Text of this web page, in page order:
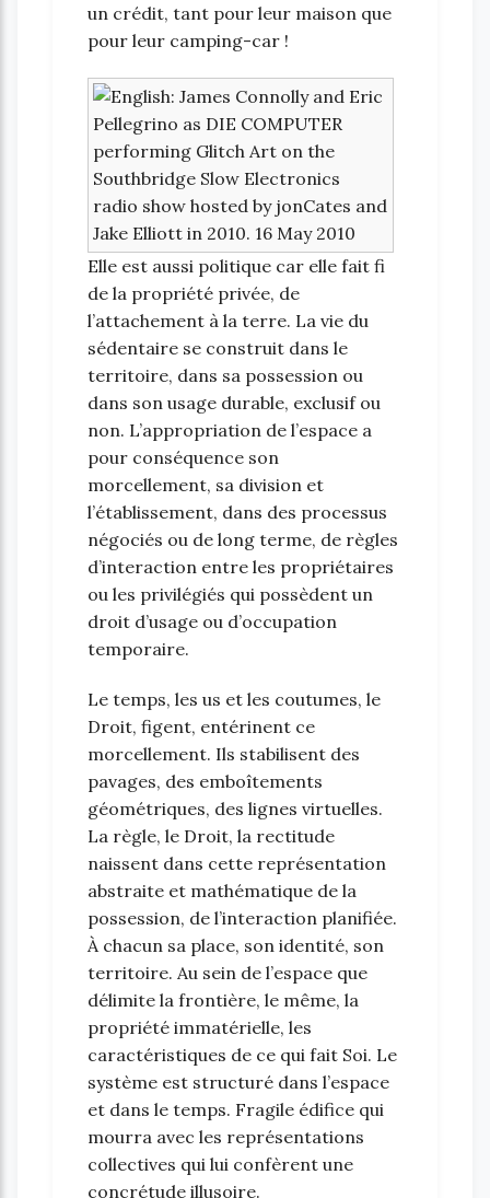
un crédit, tant pour leur maison que
pour leur camping-car !
Elle est aussi politique car elle fait fi
de la propriété privée, de
l’attachement à la terre. La vie du
sédentaire se construit dans le
territoire, dans sa possession ou
dans son usage durable, exclusif ou
non. L’appropriation de l’espace a
pour conséquence son
morcellement, sa division et
l’établissement, dans des processus
négociés ou de long terme, de règles
d’interaction entre les propriétaires
ou les privilégiés qui possèdent un
droit d’usage ou d’occupation
temporaire.
Le temps, les us et les coutumes, le
Droit, figent, entérinent ce
morcellement. Ils stabilisent des
pavages, des emboîtements
géométriques, des lignes virtuelles.
La règle, le Droit, la rectitude
naissent dans cette représentation
abstraite et mathématique de la
possession, de l’interaction planifiée.
À chacun sa place, son identité, son
territoire. Au sein de l’espace que
délimite la frontière, le même, la
propriété immatérielle, les
caractéristiques de ce qui fait Soi. Le
système est structuré dans l’espace
et dans le temps. Fragile édifice qui
mourra avec les représentations
collectives qui lui confèrent une
concrétude illusoire.